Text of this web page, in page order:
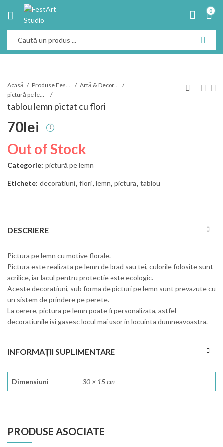
0
Acasă Produse Festart
Artă & Decoraţiuni
pictură pe lemn
tablou lemn pictat cu flori
70lei
Out of Stock
Categorie: pictură pe lemn
Etichete: decoratiuni, flori, lemn, pictura, tablou
DESCRIERE
Pictura pe lemn cu motive florale.
Pictura este realizata pe lemn de brad sau tei, culorile folosite sunt
acrilice, iar lacul pentru protectie este ecologic.
Aceste decoratiuni, sub forma de picturi pe lemn sunt prevazute cu
un sistem de prindere pe perete.
La cerere, pictura pe lemn poate fi personalizata, astfel
decoratiunile isi gasesc locul mai usor in locuinta dumneavoastra.
INFORMAȚII SUPLIMENTARE
Dimensiuni 30 × 15 cm
PRODUSE ASOCIATE